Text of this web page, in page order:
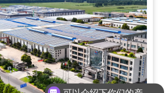
可以介绍下你们的产品么